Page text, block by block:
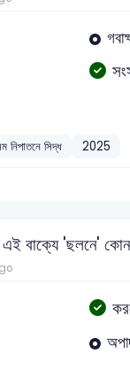
নিপাতনে সিদ্ধ 2025
বাক্যে 'ছলনে'